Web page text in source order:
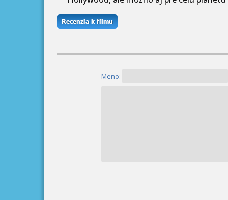
Meno: